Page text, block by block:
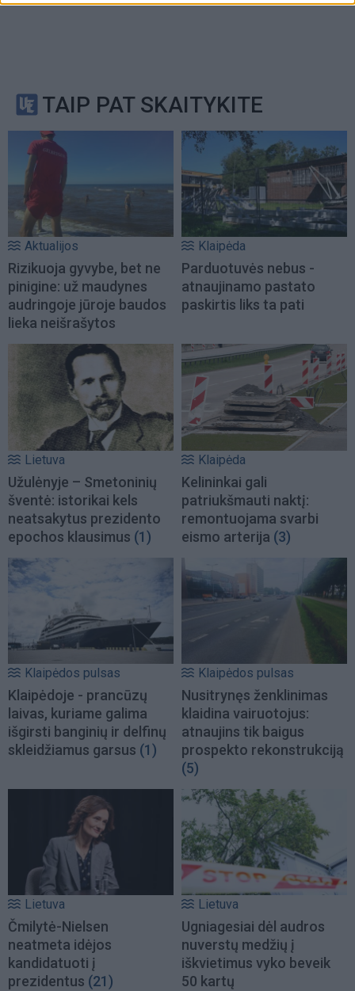
TAIP PAT SKAITYKITE
Aktualijos
Rizikuoja gyvybe, bet ne
pinigine: už maudynes
audringoje jūroje baudos
lieka neišrašytos
Klaipėda
Parduotuvės nebus -
atnaujinamo pastato
paskirtis liks ta pati
Lietuva
Užulėnyje – Smetoninių
šventė: istorikai kels
neatsakytus prezidento
epochos klausimus (1)
Klaipėda
Kelininkai gali
patriukšmauti naktį:
remontuojama svarbi
eismo arterija (3)
Klaipėdos pulsas
Klaipėdoje - prancūzų
laivas, kuriame galima
išgirsti banginių ir delfinų
skleidžiamus garsus (1)
Klaipėdos pulsas
Nusitrynęs ženklinimas
klaidina vairuotojus:
atnaujins tik baigus
prospekto rekonstrukciją
(5)
Lietuva
Čmilytė-Nielsen
neatmeta idėjos
kandidatuoti į
prezidentus (21)
Lietuva
Ugniagesiai dėl audros
nuverstų medžių į
iškvietimus vyko beveik
50 kartų